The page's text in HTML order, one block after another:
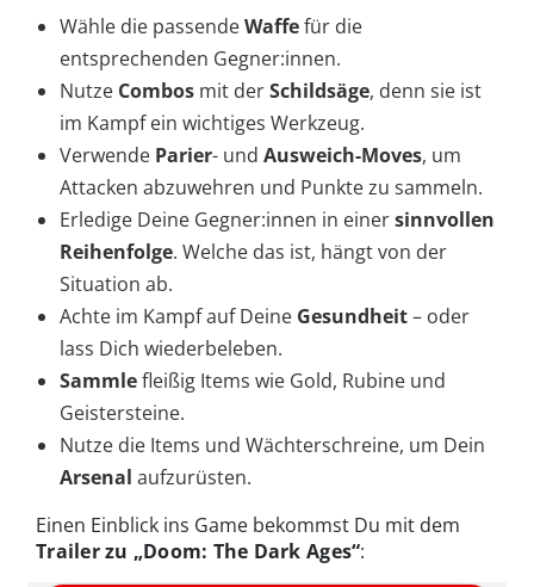
Wähle die passendeWaffefür die
entsprechenden Gegner:innen.
Nutze Combos mit derSchildsäge, denn sie ist
im Kampf ein wichtiges Werkzeug.
Verwende Parier- und Ausweich-Moves, um
Attacken abzuwehren und Punkte zu sammeln.
Erledige Deine Gegner:innen in einersinnvollen
Reihenfolge. Welche das ist, hängt von der
Situation ab.
Achte im Kampf auf Deine Gesundheit– oder
lass Dich wiederbeleben.
Sammlefleißig Items wie Gold, Rubine und
Geistersteine.
Nutze die Items und Wächterschreine, um Dein
Arsenal aufzurüsten.
Einen Einblick ins Game bekommst Du mit dem
Trailer zu „Doom: The Dark Ages“: